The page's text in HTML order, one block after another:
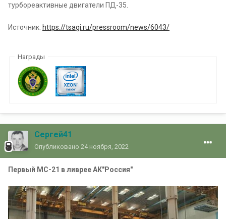
турбореактивные двигатели ПД-35.
Источник: https://tsagi.ru/pressroom/news/6043/
Награды
Сергей41
Опубликовано 24 ноября, 2022
Первый МС-21 в ливрее АК"Россия"